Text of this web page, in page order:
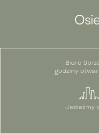
Biuro
godziny
Jesteśmy